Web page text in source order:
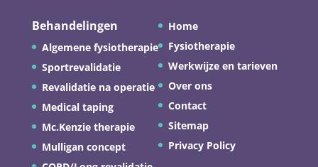
Behandelingen
Algemene fysiotherapie
Sportrevalidatie
Revalidatie na operatie
Medical taping
Mc.Kenzie therapie
Mulligan concept
Home
Fysiotherapie
Werkwijze en tarieven
Over ons
Contact
Sitemap
Privacy Policy